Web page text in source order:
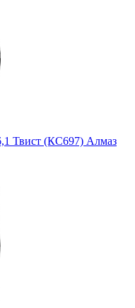
Твист (КС697) Алмаз